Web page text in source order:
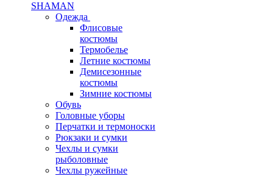
SHAMAN
Одежда
Флисовые
костюмы
Термобелье
Летние костюмы
Демисезонные
костюмы
Зимние костюмы
Обувь
Головные уборы
Перчатки и термоноски
Рюкзаки и сумки
Чехлы и сумки
рыболовные
Чехлы ружейные